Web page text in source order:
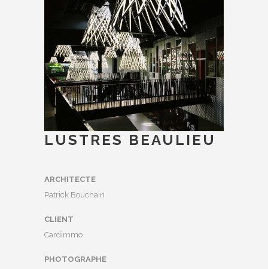
LUSTRES BEAULIEU
ARCHITECTE
Patrick Bouchain
CLIENT
Cardimmo
PHOTOGRAPHE